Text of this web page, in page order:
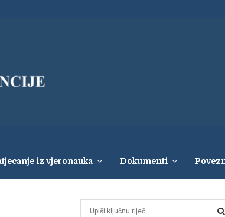
iz vjeronauka Dokumenti